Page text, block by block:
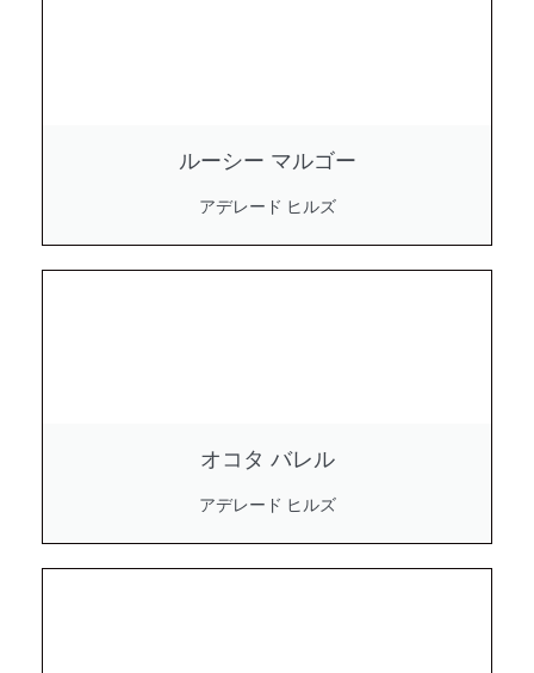
ルーシー マルゴー
アデレード ヒルズ
オコタ バレル
アデレード ヒルズ